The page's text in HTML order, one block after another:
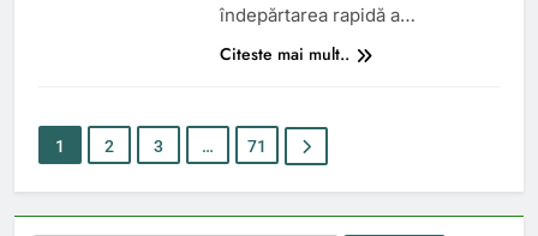
îndepărtarea rapidă a…
Citeste mai mult..
1 2 3 … 71